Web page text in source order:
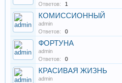
Ответов:
1
КОМИССИОННЫЙ
admin
Ответов:
0
ФОРТУНА
admin
Ответов:
0
КРАСИВАЯ ЖИЗНЬ
admin